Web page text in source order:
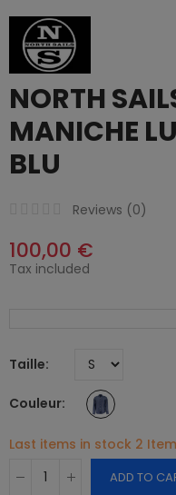
NORTH
MANICHE
BLU
Reviews (0)
100,00 €
Tax included
Taille
Couleur
Last items in stock 2
ADD TO